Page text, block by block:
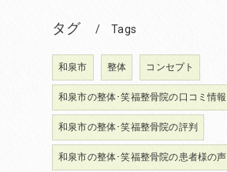
タグ Tags
和泉市 整体 コンセプト
和泉市の整体･笑福整骨院の口コミ情報
和泉市の整体･笑福整骨院の評判
和泉市の整体･笑福整骨院の患者様の声